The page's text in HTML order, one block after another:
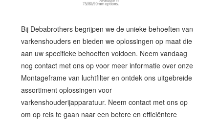
Bij Debabrothers begrijpen we de unieke behoeften van
varkenshouders en bieden we oplossingen op maat die
aan uw specifieke behoeften voldoen. Neem vandaag
nog contact met ons op voor meer informatie over onze
Montageframe van luchtfilter en ontdek ons ​​uitgebreide
assortiment oplossingen voor
varkenshouderijapparatuur. Neem contact met ons op
om op reis te gaan naar een betere en efficiëntere